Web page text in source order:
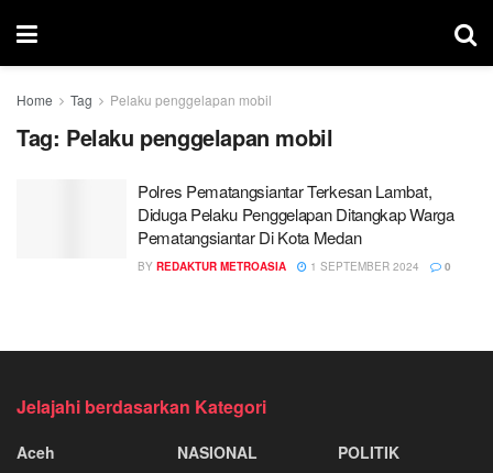
Home Tag Pelaku penggelapan mobil
Tag: Pelaku penggelapan mobil
Polres Pematangsiantar Terkesan Lambat,
Diduga Pelaku Penggelapan Ditangkap Warga
Pematangsiantar Di Kota Medan
BY REDAKTUR METROASIA 1 SEPTEMBER 2024 0
Jelajahi berdasarkan Kategori
Aceh
NASIONAL
POLITIK